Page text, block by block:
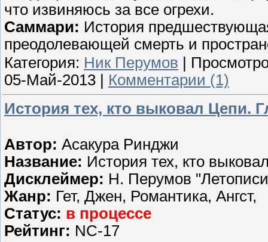
что извиняюсь за все огрехи.
Саммари: История
преодолевающей смерть и
Категория: Ник Перумов |
05-Май-2013
Комментарии (1)
История тех, кто выковал Цепи.
Автор: Асакура Ринджи
Название: История тех, кто
Дисклеймер: Н. Перумов
Жанр: Гет, Джен, Романтика, Ангст,
Статус: в процессе
Рейтинг: NC-17